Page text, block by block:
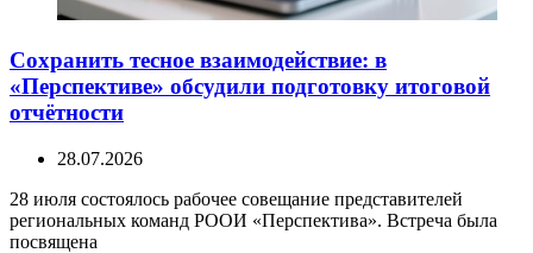
Сохранить тесное взаимодействие: в
«Перспективе» обсудили подготовку итоговой
отчётности
28.07.2026
28 июля состоялось рабочее совещание представителей
региональных команд РООИ «Перспектива». Встреча была
посвящена